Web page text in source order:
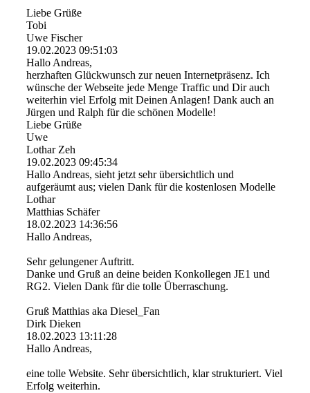
Liebe Grüße
Tobi
Uwe Fischer
19.02.2023 09:51:03
Hallo Andreas,
herzhaften Glückwunsch zur neuen Internetpräsenz. Ich
wünsche der Webseite jede Menge Traffic und Dir auch
weiterhin viel Erfolg mit Deinen Anlagen! Dank auch an
Jürgen und Ralph für die schönen Modelle!
Liebe Grüße
Uwe
Lothar Zeh
19.02.2023 09:45:34
Hallo Andreas, sieht jetzt sehr übersichtlich und
aufgeräumt aus; vielen Dank für die kostenlosen Modelle
Lothar
Matthias Schäfer
18.02.2023 14:36:56
Hallo Andreas,
Sehr gelungener Auftritt.
Danke und Gruß an deine beiden Konkollegen JE1 und
RG2. Vielen Dank für die tolle Überraschung.
Gruß Matthias aka Diesel_Fan
Dirk Dieken
18.02.2023 13:11:28
Hallo Andreas,
eine tolle Website. Sehr übersichtlich, klar strukturiert. Viel
Erfolg weiterhin.